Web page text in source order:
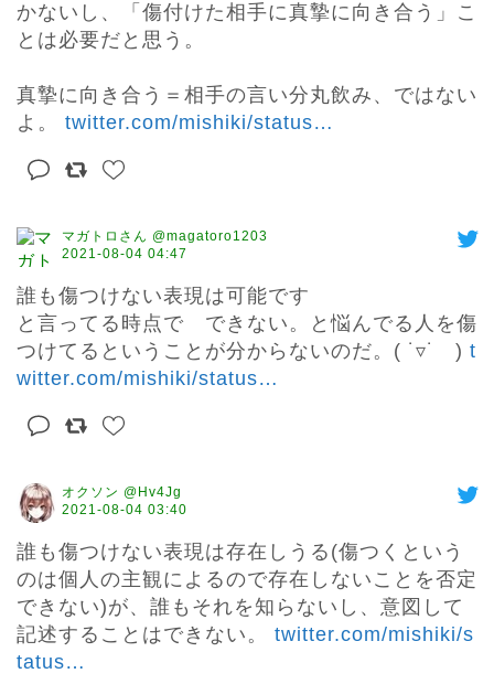
かないし、「傷付けた相手に真摯に向き合う」こ
とは必要だと思う。
真摯に向き合う＝相手の言い分丸飲み、ではない
よ。 twitter.com/mishiki/status…
マガトロさん @magatoro1203
2021-08-04 04:47
誰も傷つけない表現は可能です
と言ってる時点で　できない。と悩んでる人を傷
つけてるということが分からないのだ。( ˙▿˙　) t
witter.com/mishiki/status…
オクソン @Hv4Jg
2021-08-04 03:40
誰も傷つけない表現は存在しうる(傷つくという
のは個人の主観によるので存在しないことを否定
できない)が、誰もそれを知らないし、意図して
記述することはできない。 twitter.com/mishiki/s
tatus…